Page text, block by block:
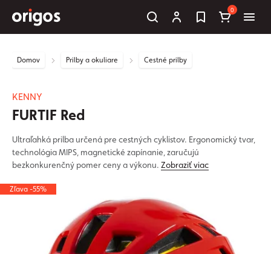
0
Domov Prilby a okuliare Cestné prilby
KENNY
FURTIF Red
Ultraľahká prilba určená pre cestných cyklistov. Ergonomický tvar,
technológia MIPS, magnetické zapínanie, zaručujú
bezkonkurenčný pomer ceny a výkonu. Zobraziť viac
Zľava -55%